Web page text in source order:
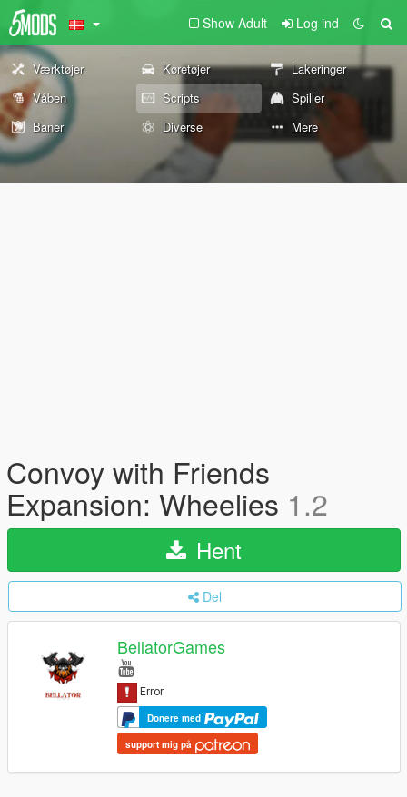
Show Adult Log ind
Værktøjer Køretøjer
Lakeringer
Våben
Scripts
Spiller
Baner
Diverse Mere
Convoy with Friends
Expansion: Wheelies 1.2
Hent
Del
BellatorGames
Donere med
support mig på